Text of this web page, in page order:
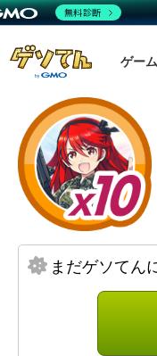
ゲー
まだゲソてん
無料診断